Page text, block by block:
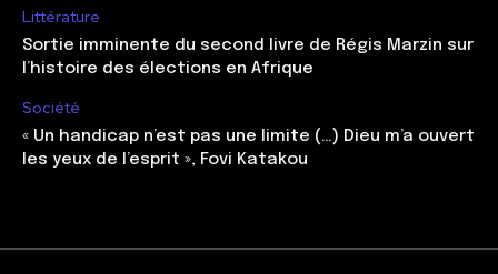
Littérature
Sortie imminente du second livre de Régis Marzin sur
l’histoire des élections en Afrique
Société
« Un handicap n’est pas une limite (…) Dieu m’a ouvert
les yeux de l’esprit », Fovi Katakou